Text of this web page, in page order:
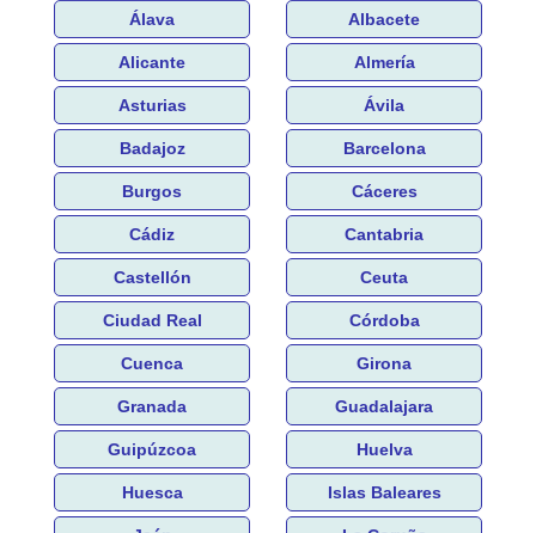
Álava Albacete
Alicante Almería
Asturias Ávila
Badajoz Barcelona
Burgos Cáceres
Cádiz Cantabria
Castellón Ceuta
Ciudad Real Córdoba
Cuenca Girona
Granada Guadalajara
Guipúzcoa Huelva
Huesca Islas Baleares